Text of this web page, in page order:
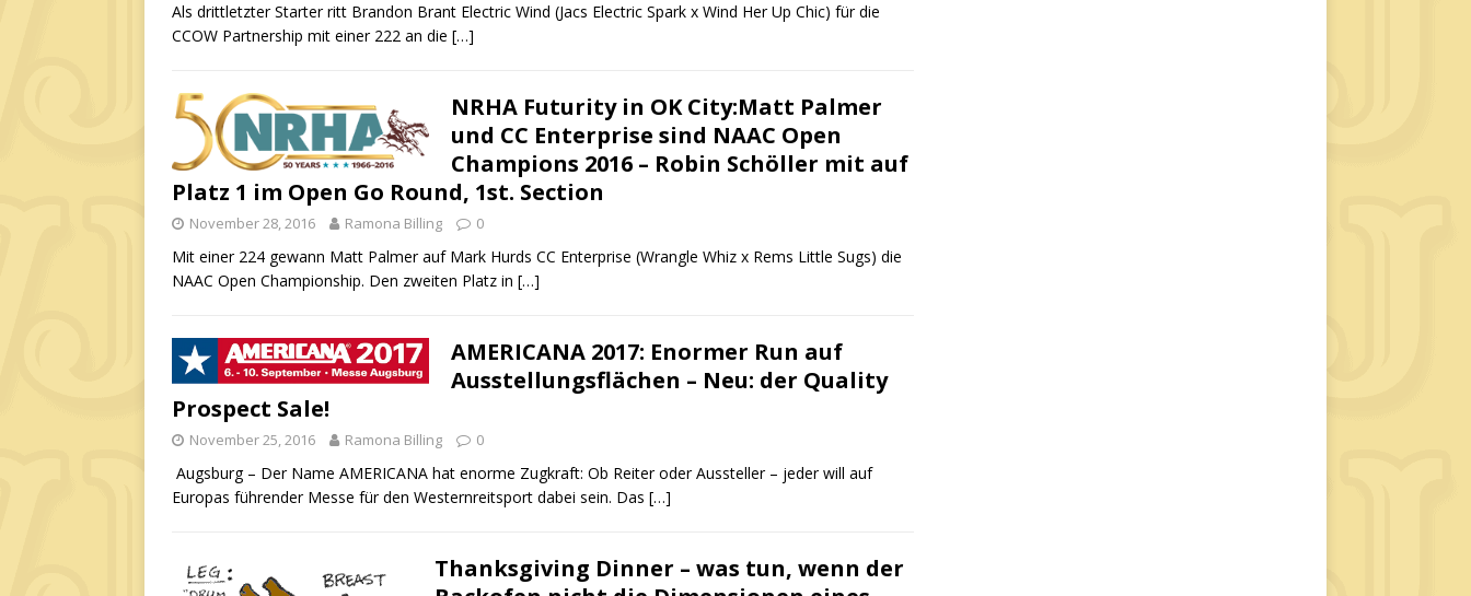
Als drittletzter Starter ritt Brandon Brant Electric Wind (Jacs Electric Spark x Wind Her Up Chic) für die
CCOW Partnership mit einer 222 an die […]
NRHA Futurity in OK City:Matt Palmer
und CC Enterprise sind NAAC Open
Champions 2016 – Robin Schöller mit auf
Platz 1 im Open Go Round, 1st. Section
November 28, 2016 Ramona Billing 0
Mit einer 224 gewann Matt Palmer auf Mark Hurds CC Enterprise (Wrangle Whiz x Rems Little Sugs) die
NAAC Open Championship. Den zweiten Platz in […]
AMERICANA 2017: Enormer Run auf
Ausstellungsflächen – Neu: der Quality
Prospect Sale!
November 25, 2016 Ramona Billing 0
Augsburg – Der Name AMERICANA hat enorme Zugkraft: Ob Reiter oder Aussteller – jeder will auf
Europas führender Messe für den Westernreitsport dabei sein. Das […]
Thanksgiving Dinner – was tun, wenn der